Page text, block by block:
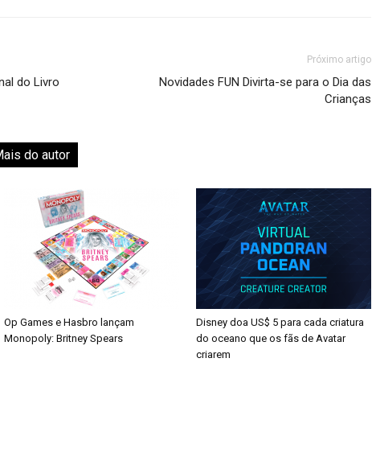
do Livro
Próximo artigo
Novidades FUN Divirta-se para o Dia das
Crianças
do autor
Op Games e Hasbro lançam
Monopoly: Britney Spears
Disney doa US$ 5 para cada criatura
do oceano que os fãs de Avatar
criarem